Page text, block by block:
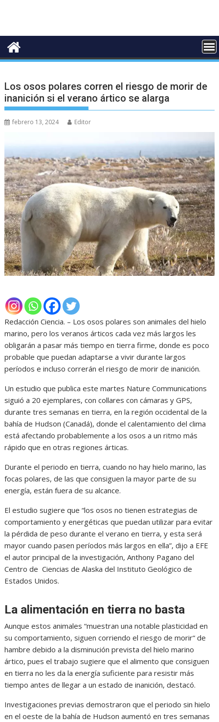
Los osos polares corren el riesgo de morir de
inanición si el verano ártico se alarga
febrero 13, 2024 Editor
Redacción Ciencia. – Los osos polares son animales del hielo
marino, pero los veranos árticos cada vez más largos les
obligarán a pasar más tiempo en tierra firme, donde es poco
probable que puedan adaptarse a vivir durante largos
períodos e incluso correrán el riesgo de morir de inanición.
Un estudio que publica este martes Nature Communications
siguió a 20 ejemplares, con collares con cámaras y GPS,
durante tres semanas en tierra, en la región occidental de la
bahía de Hudson (Canadá), donde el calentamiento del clima
está afectando probablemente a los osos a un ritmo más
rápido que en otras regiones árticas.
Durante el periodo en tierra, cuando no hay hielo marino, las
focas polares, de las que consiguen la mayor parte de su
energía, están fuera de su alcance.
El estudio sugiere que “los osos no tienen estrategias de
comportamiento y energéticas que puedan utilizar para evitar
la pérdida de peso durante el verano en tierra, y esta será
mayor cuando pasen períodos más largos en ella”, dijo a EFE
el autor principal de la investigación, Anthony Pagano del
Centro de Ciencias de Alaska del Instituto Geológico de
Estados Unidos.
La alimentación en tierra no basta
Aunque estos animales “muestran una notable plasticidad en
su comportamiento, siguen corriendo el riesgo de morir“ de
hambre debido a la disminución prevista del hielo marino
ártico, pues el trabajo sugiere que el alimento que consiguen
en tierra no les da la energía suficiente para resistir más
tiempo antes de llegar a un estado de inanición, destacó.
Investigaciones previas demostraron que el periodo sin hielo
en el oeste de la bahía de Hudson aumentó en tres semanas